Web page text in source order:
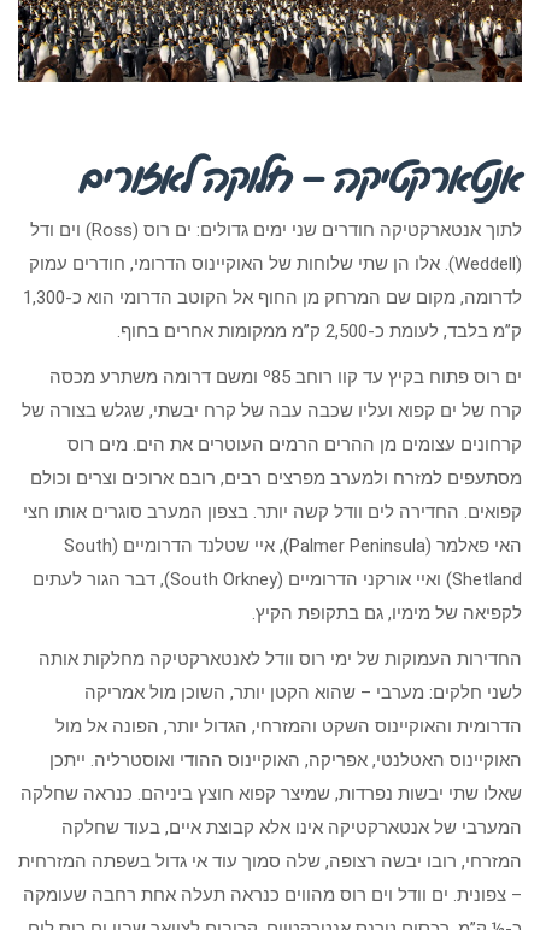
אנטארקטיקה – חלוקה לאזורים
לתוך אנטארקטיקה חודרים שני ימים גדולים: ים רוס (Ross) וים ודל
(Weddell). אלו הן שתי שלוחות של האוקיינוס הדרומי, חודרים עמוק
לדרומה, מקום שם המרחק מן החוף אל הקוטב הדרומי הוא כ-1,300
ק”מ בלבד, לעומת כ-2,500 ק”מ ממקומות אחרים בחוף.
ים רוס פתוח בקיץ עד קוו רוחב º85 ומשם דרומה משתרע מכסה
קרח של ים קפוא ועליו שכבה עבה של קרח יבשתי, שגלש בצורה של
קרחונים עצומים מן ההרים הרמים העוטרים את הים. מים רוס
מסתעפים למזרח ולמערב מפרצים רבים, רובם ארוכים וצרים וכולם
קפואים. החדירה לים וודל קשה יותר. בצפון המערב סוגרים אותו חצי
האי פאלמר (Palmer Peninsula), איי שטלנד הדרומיים (South
Shetland) ואיי אורקני הדרומיים (South Orkney), דבר הגור לעתים
לקפיאה של מימיו, גם בתקופת הקיץ.
החדירות העמוקות של ימי רוס וודל לאנטארקטיקה מחלקות אותה
לשני חלקים: מערבי – שהוא הקטן יותר, השוכן מול אמריקה
הדרומית והאוקיינוס השקט והמזרחי, הגדול יותר, הפונה אל מול
האוקיינוס האטלנטי, אפריקה, האוקיינוס ההודי ואוסטרליה. ייתכן
שאלו שתי יבשות נפרדות, שמיצר קפוא חוצץ ביניהם. כנראה שחלקה
המערבי של אנטארקטיקה אינו אלא קבוצת איים, בעוד שחלקה
המזרחי, רובו יבשה רצופה, שלה סמוך עוד אי גדול בשפתה המזרחית
– צפונית. ים וודל וים רוס מהווים כנראה תעלה אחת רחבה שעומקה